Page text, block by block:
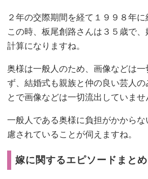
２年の交際期間を経て１９９８年に
この時、板尾創路さんは３５歳で
計算になりますね。
奥様は一般人のため、画像などは
ず、結婚式も親族と仲の良い芸人の
とで画像などは一切流出していませ
一般人である奥様に負担がかから
慮されていることが伺えますね。
嫁に関するエピソードまとめ